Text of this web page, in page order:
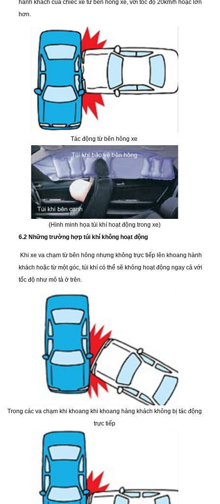
hành khách của chiếc xe từ bên hông xe, với tốc độ 20km/h hoặc lớn
hơn.
Tác động từ bên hông xe
(Hình minh họa túi khí hoạt động trong xe)
6.2 Những trường hợp túi khí không hoạt động
Khi xe va chạm từ bên hông nhưng không trực tiếp lên khoang hành
khách hoặc từ một góc, túi khí có thể sẽ không hoạt động ngay cả với
tốc độ như mô tả ở trên.
Trong các va chạm khi khoang khi khoang hàng khách không bị tác động
trực tiếp